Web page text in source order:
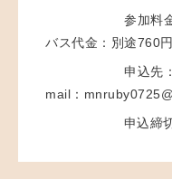
参加料金：
バス代金：別途760円
申込先：事務
mail：
申込締切：